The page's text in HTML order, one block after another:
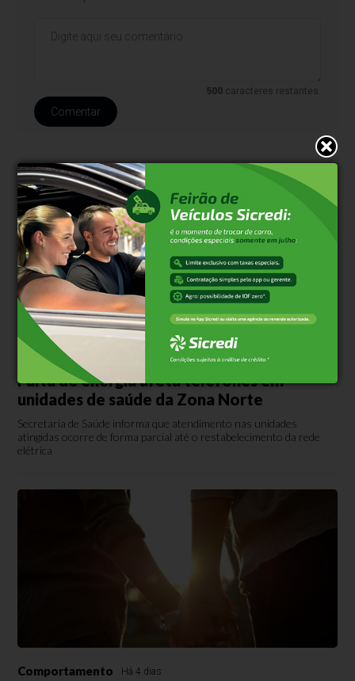
500 caracteres restantes.
Comentar
Tecnologia
Falta de energia afeta telefones em
unidades de saúde da Zona Norte
Secretaria de Saúde informa que atendimento nas unidades
atingidas ocorre de forma parcial até o restabelecimento da rede
elétrica
Comportamento Há 4 dias